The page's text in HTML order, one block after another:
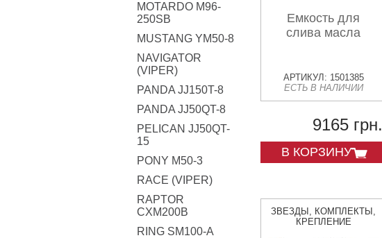
MOTARDO M96-
250SB
MUSTANG YM50-8
NAVIGATOR
(VIPER)
PANDA JJ150T-8
PANDA JJ50QT-8
PELICAN JJ50QT-
15
PONY M50-3
RACE (VIPER)
RAPTOR
CXM200B
RING SM100-A
Емкость для
слива масла
АРТИКУЛ: 1501385
ЕСТЬ В НАЛИЧИИ
9165 грн.
В КОРЗИНУ
ЗВЕЗДЫ, КОМПЛЕКТЫ,
КРЕПЛЕНИЕ